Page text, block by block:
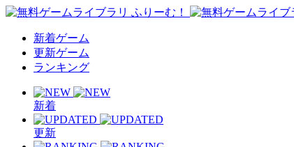
新着ゲーム
更新ゲーム
ランキング
新着
更新